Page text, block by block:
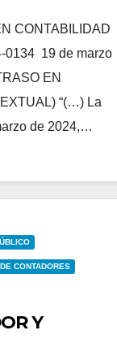
CONTABILIDAD
19 de marzo
EN
“(…) La
de 2024,…
CONTADORES
Y